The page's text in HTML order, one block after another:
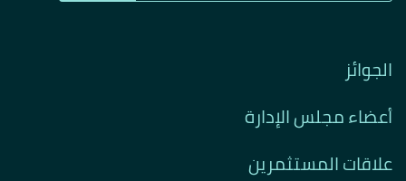
الجوائز
أعضاء مجلس الإدارة
علاقات المستثمرين